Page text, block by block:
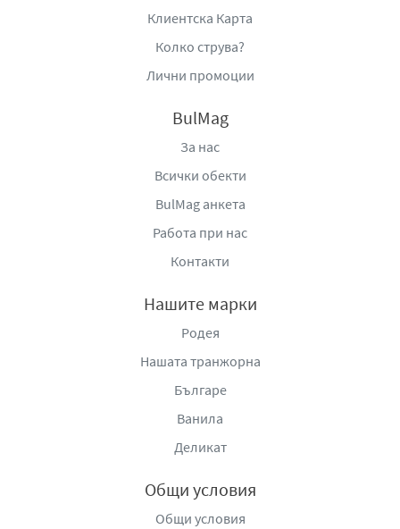
Клиентска Карта
Колко струва?
Лични промоции
BulMag
За нас
Всички обекти
BulMag анкета
Работа при нас
Контакти
Нашите марки
Родея
Нашата транжорна
Българе
Ванила
Деликат
Общи условия
Общи условия